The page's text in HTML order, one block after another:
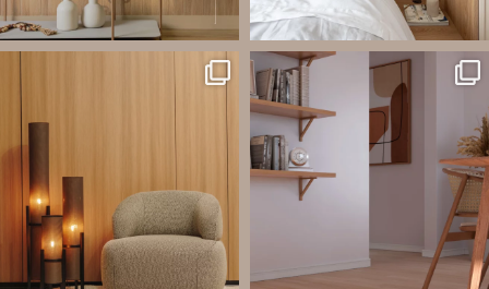
paredes decorativas, respaldos de
2 0
santaluzia.es
¿Zócalo blanco, negro, gris, fendi o
beige? La elección puede cambiar por
completo la percepción de un
ambiente y aportar aún más valor a tu
proyecto.